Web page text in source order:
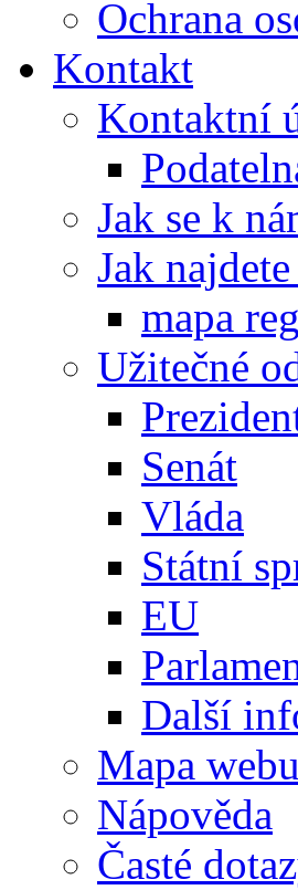
Ochrana
Kontakt
Kontaktní
Jak se k
Jak
mapa
Užitečné
Senát
Vláda
Státní
EU
Další
Mapa webu
Nápověda
Časté